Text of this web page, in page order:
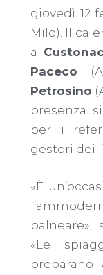
giovedì 12
Milo). Il
a
Paceco
Petrosino
presenza
per i
gestori dei
«È
balneare»,
«Le